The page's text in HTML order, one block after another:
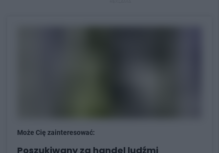
Może Cię zainteresować:
Poszukiwany za handel ludźmi